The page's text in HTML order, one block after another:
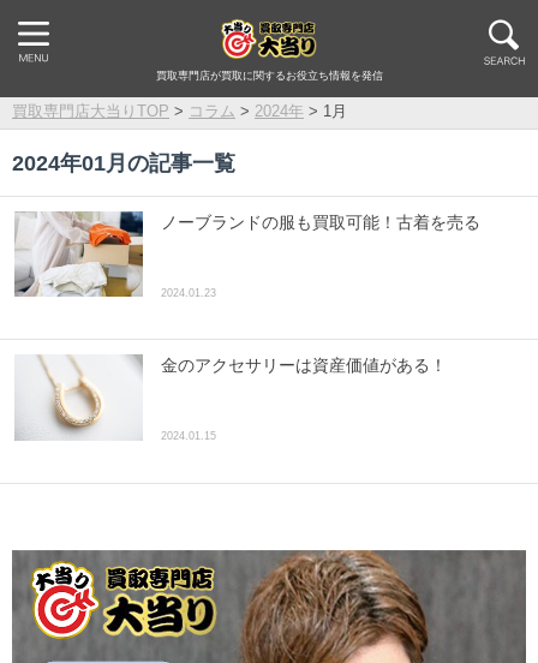
買取専門店が買取に関するお役立ち情報を発信
買取専門店大当りTOP > コラム > 2024年 > 1月
2024年01月の記事一覧
ノーブランドの服も買取可能！古着を売る
2024.01.23
金のアクセサリーは資産価値がある！
2024.01.15